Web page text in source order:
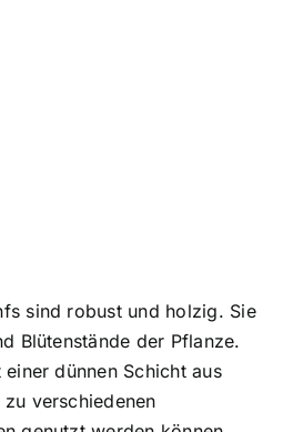
sind robust und holzig. Sie
Blütenstände der Pflanze.
dünnen Schicht aus
verschiedenen